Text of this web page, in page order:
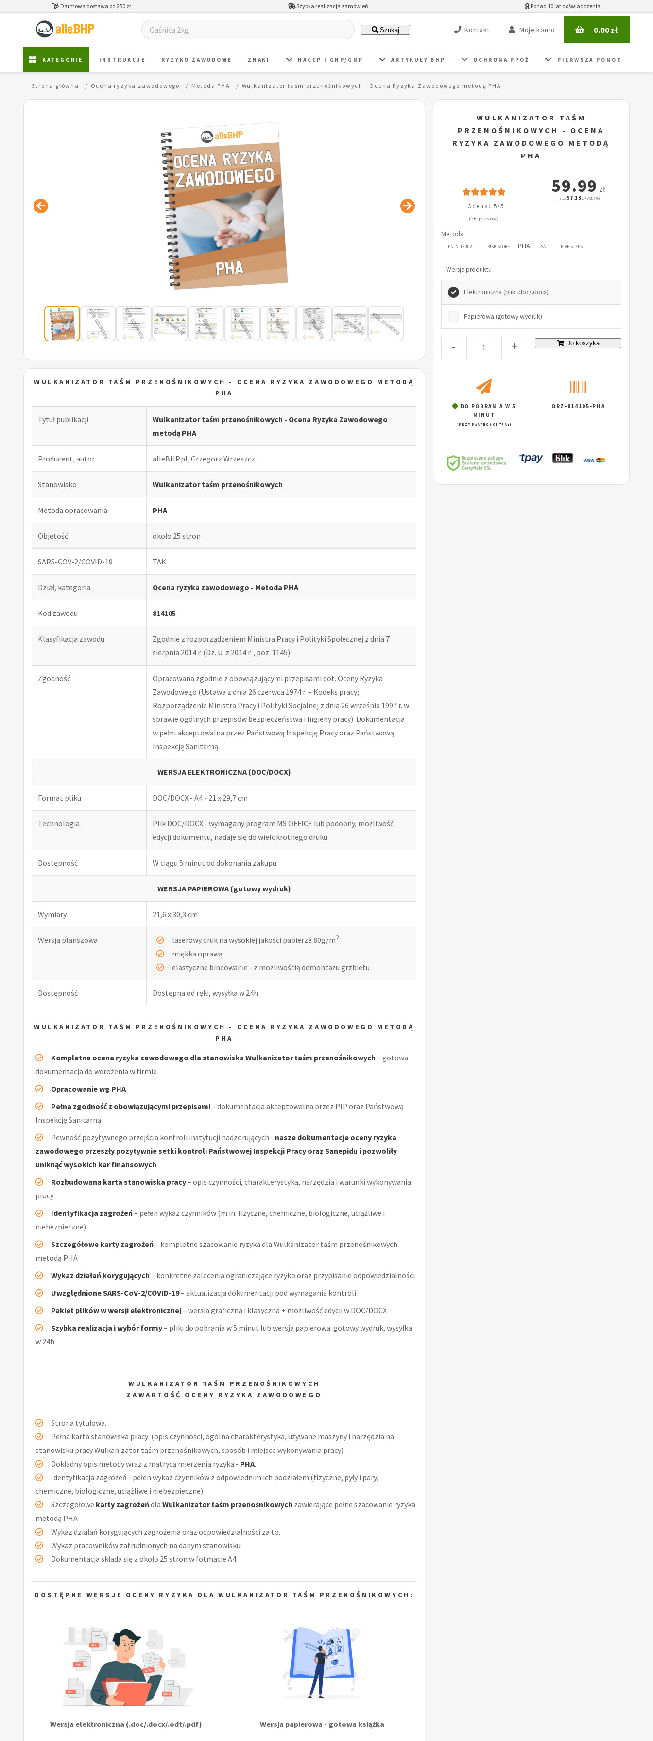
Darmowa dostawa od 250 zł Szybka realizacja zamówień Ponad 10 lat doświadczenia
Szukaj Kontakt Moje konto 0.00zł
KATEGORIE INSTRUKCJE RYZYKO ZAWODOWE ZNAKI HACCP I GHP/GMP ARTYKUŁY BHP OCHRONA PPOŻ PIERWSZA POMOC
Strona główna Ocena ryzyka zawodowego Metoda PHA Wulkanizator taśm przenośnikowych - Ocena Ryzyka Zawodowego metodą PHA
WULKANIZATOR TAŚM PRZENOŚNIKOWYCH - OCENA RYZYKA ZAWODOWEGO METODĄ
PHA
Tytuł publikacji
Wulkanizator taśm przenośnikowych - Ocena Ryzyka Zawodowego
metodą PHA
Producent, autor alleBHP.pl, Grzegorz Wrzeszcz
Stanowisko Wulkanizator taśm przenośnikowych
Metoda opracowania PHA
Objętość około 25 stron
SARS-COV-2/COVID-19 TAK
Dział, kategoria Ocena ryzyka zawodowego - Metoda PHA
Kod zawodu 814105
Klasyfikacja zawodu
Zgodnie z rozporządzeniem Ministra Pracy i Polityki Społecznej z dnia 7
sierpnia 2014 r. (Dz. U. z 2014 r. , poz. 1145)
Zgodność
Opracowana zgodnie z obowiązującymi przepisami dot. Oceny Ryzyka
Zawodowego (Ustawa z dnia 26 czerwca 1974 r. – Kodeks pracy;
Rozporządzenie Ministra Pracy i Polityki Socjalnej z dnia 26 września 1997 r. w
sprawie ogólnych przepisów bezpieczeństwa i higieny pracy). Dokumentacja
w pełni akceptowalna przez Państwową Inspekcję Pracy oraz Państwową
Inspekcję Sanitarną.
WERSJA ELEKTRONICZNA (DOC/DOCX)
Format pliku DOC/DOCX - A4 - 21 x 29,7 cm
Technologia
Plik DOC/DOCX - wymagany program MS OFFICE lub podobny, możliwość
edycji dokumentu, nadaje się do wielokrotnego druku
Dostępność W ciągu 5 minut od dokonania zakupu
WERSJA PAPIEROWA (gotowy wydruk)
Wymiary 21,6 x 30,3 cm
Wersja planszowa laserowy druk na wysokiej jakości papierze 80g/m2
miękka oprawa
elastyczne bindowanie - z możliwością demontażu grzbietu
Dostępność Dostępna od ręki, wysyłka w 24h
WULKANIZATOR TAŚM PRZENOŚNIKOWYCH - OCENA RYZYKA ZAWODOWEGO METODĄ
PHA
Kompletna ocena ryzyka zawodowego dla stanowiska Wulkanizator taśm przenośnikowych – gotowa
dokumentacja do wdrożenia w firmie
Opracowanie wg PHA
Pełna zgodność z obowiązującymi przepisami– dokumentacja akceptowalna przez PIP oraz Państwową
Inspekcję Sanitarną
Pewność pozytywnego przejścia kontroli instytucji nadzorujących - nasze dokumentacje oceny ryzyka
zawodowego przeszły pozytywnie setki kontroli Państwowej Inspekcji Pracy oraz Sanepidu i pozwoliły
uniknąć wysokich kar finansowych
Rozbudowana karta stanowiska pracy– opis czynności, charakterystyka, narzędzia i warunki wykonywania
pracy
Identyfikacja zagrożeń– pełen wykaz czynników (m.in. fizyczne, chemiczne, biologiczne, uciążliwe i
niebezpieczne)
Szczegółowe karty zagrożeń– kompletne szacowanie ryzyka dla Wulkanizator taśm przenośnikowych
metodą PHA
Wykaz działań korygujących – konkretne zalecenia ograniczające ryzyko oraz przypisanie odpowiedzialności
Uwzględnione SARS-CoV-2/COVID-19– aktualizacja dokumentacji pod wymagania kontroli
Pakiet plików w wersji elektronicznej– wersja graficzna i klasyczna + możliwość edycji w DOC/DOCX
Szybka realizacja i wybór formy– pliki do pobrania w 5 minut lub wersja papierowa: gotowy wydruk, wysyłka
w 24h
WULKANIZATOR TAŚM PRZENOŚNIKOWYCH
ZAWARTOŚĆ OCENY RYZYKA ZAWODOWEGO
Strona tytułowa.
Pełna karta stanowiska pracy: (opis czynności, ogólna charakterystyka, używane maszyny i narzędzia na
stanowisku pracy Wulkanizator taśm przenośnikowych, sposób i miejsce wykonywania pracy).
Dokładny opis metody wraz z matrycą mierzenia ryzyka - PHA.
Identyfikacja zagrożeń - pełen wykaz czynników z odpowiednim ich podziałem (fizyczne, pyły i pary,
chemiczne, biologiczne, uciążliwe i niebezpieczne).
Szczegółowe karty zagrożeńdla Wulkanizator taśm przenośnikowych zawierające pełne szacowanie ryzyka
metodą PHA
Wykaz działań korygujących zagrożenia oraz odpowiedzialności za to.
Wykaz pracowników zatrudnionych na danym stanowisku.
Dokumentacja składa się z około 25 stron w fotmacie A4.
DOSTĘPNE WERSJE OCENY RYZYKA DLA WULKANIZATOR TAŚM PRZENOŚNIKOWYCH:
Wersja elektroniczna (.doc/.docx/.odt/.pdf) Wersja papierowa - gotowa książka
WULKANIZATOR TAŚM
PRZENOŚNIKOWYCH - OCENA
RYZYKA ZAWODOWEGO METODĄ
PHA
Ocena: 5/5
(26 głosów)
59.99 zł
(netto:57.13 zł + VAT: 5%)
Metoda
PN-N-18002 RISK SCORE PHA JSA FIVE STEPS
Wersja produktu
Elektroniczna (plik .doc/.docx)
Papierowa (gotowy wydruk)
- + Do koszyka
DO POBRANIA W 5
MINUT
(PRZY PŁATNOŚCI TPAY)
ORZ-814105-PHA